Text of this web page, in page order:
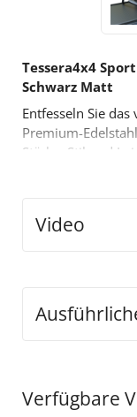
Tessera4x4
Schwarz Matt
Entfesseln Sie
Premium-
Stärke, Stil und
Hauptmerkmale:
konstruiert, dass
und gleichzeitig
abnehmbares
Abmessungen der
Video
Verfügbare